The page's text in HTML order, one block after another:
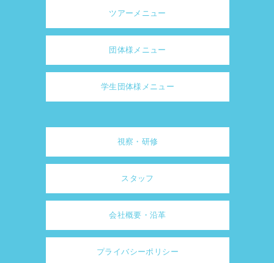
ツアーメニュー
団体様メニュー
学生団体様メニュー
視察・研修
スタッフ
会社概要・沿革
プライバシーポリシー